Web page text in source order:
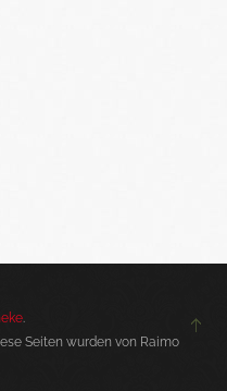
Seiten wurden von Raimo